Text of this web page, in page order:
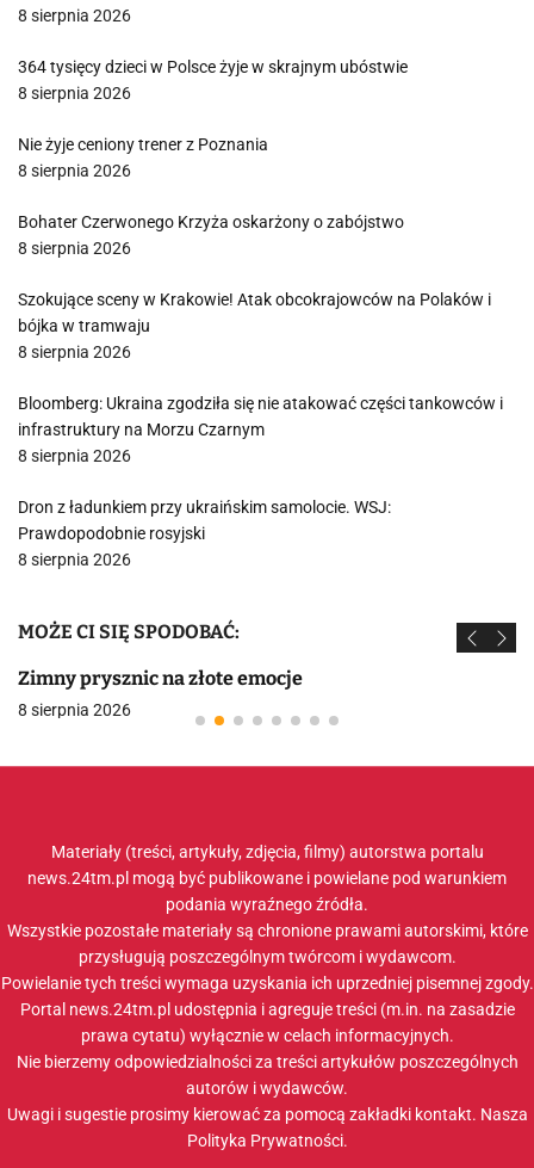
8 sierpnia 2026
364 tysięcy dzieci w Polsce żyje w skrajnym ubóstwie
8 sierpnia 2026
Nie żyje ceniony trener z Poznania
8 sierpnia 2026
Bohater Czerwonego Krzyża oskarżony o zabójstwo
8 sierpnia 2026
Szokujące sceny w Krakowie! Atak obcokrajowców na Polaków i
bójka w tramwaju
8 sierpnia 2026
Bloomberg: Ukraina zgodziła się nie atakować części tankowców i
infrastruktury na Morzu Czarnym
8 sierpnia 2026
Dron z ładunkiem przy ukraińskim samolocie. WSJ:
Prawdopodobnie rosyjski
8 sierpnia 2026
MOŻE CI SIĘ SPODOBAĆ:
Zimny prysznic na złote emocje
8 sierpnia 2026
Materiały (treści, artykuły, zdjęcia, filmy) autorstwa portalu
news.24tm.pl mogą być publikowane i powielane pod warunkiem
podania wyraźnego źródła.
Wszystkie pozostałe materiały są chronione prawami autorskimi, które
przysługują poszczególnym twórcom i wydawcom.
Powielanie tych treści wymaga uzyskania ich uprzedniej pisemnej zgody.
Portal news.24tm.pl udostępnia i agreguje treści (m.in. na zasadzie
prawa cytatu) wyłącznie w celach informacyjnych.
Nie bierzemy odpowiedzialności za treści artykułów poszczególnych
autorów i wydawców.
Uwagi i sugestie prosimy kierować za pomocą zakładki kontakt. Nasza
Polityka Prywatności.